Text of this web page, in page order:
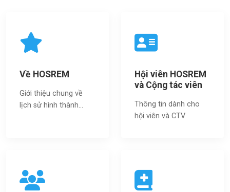
Về HOSREM
Giới thiệu chung về
lịch sử hình thành...
Hội viên HOSREM
và Cộng tác viên
Thông tin dành cho
hội viên và CTV